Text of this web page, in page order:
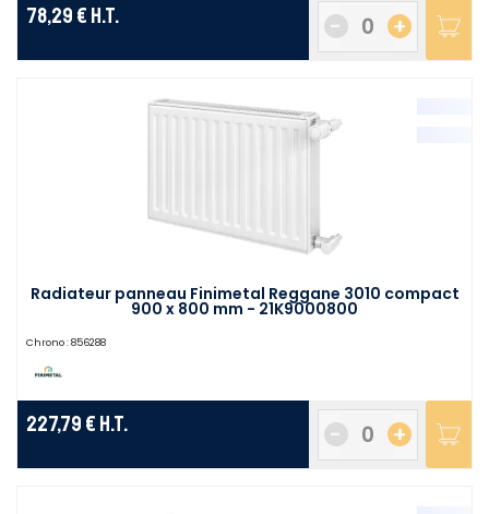
78,29 € H.T. +
-
Radiateur panneau Finimetal Reggane 3010 compact
900 x 800 mm - 21K9000800
Chrono : 856288
227,79 € H.T. +
-